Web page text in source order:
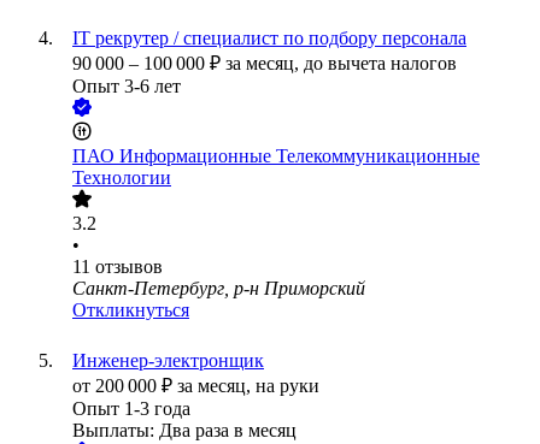
IT рекрутер / специалист по подбору персонала
90 000 – 100 000 ₽ за месяц, до вычета налогов
Опыт 3-6 лет
ПАО Информационные Телекоммуникационные
Технологии
3.2
•
11 отзывов
Санкт-Петербург, р-н Приморский
Откликнуться
Инженер-электронщик
от 200 000 ₽ за месяц, на руки
Опыт 1-3 года
Выплаты: Два раза в месяц